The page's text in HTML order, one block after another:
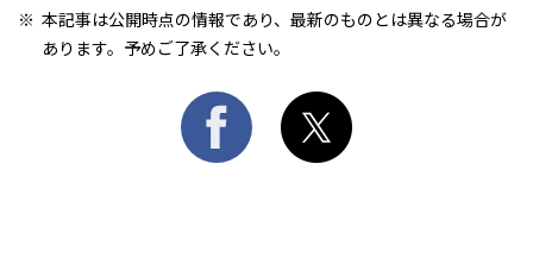
本記事は公開時点の情報であり、最新のものとは異なる場合が
あります。予めご了承ください。